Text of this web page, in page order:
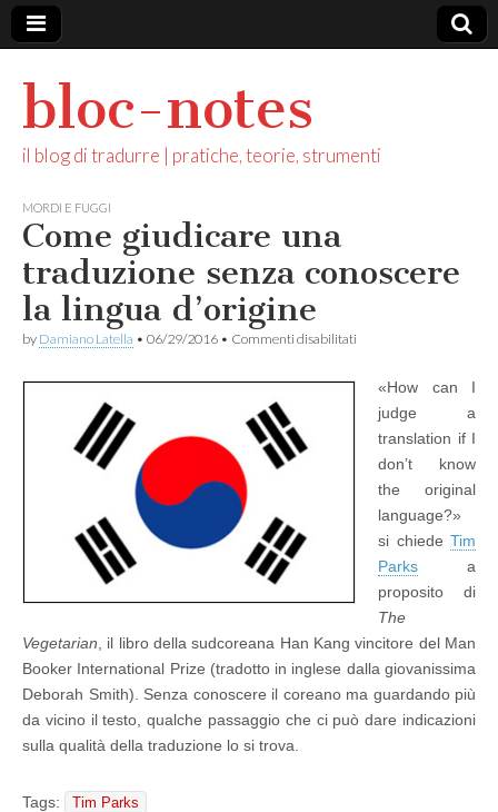
bloc-notes
il blog di tradurre | pratiche, teorie, strumenti
MORDI E FUGGI
Come giudicare una
traduzione senza conoscere
la lingua d’origine
by Damiano Latella • 06/29/2016 • Commenti disabilitati
traduzione
senza
conoscere
lingua
d’origine
«How can I
judge a
translation if I
don’t know
the original
language?»
si chiede Tim
Parks a
proposito di
The
Vegetarian , il libro della sudcoreana Han Kang vincitore del Man
Booker International Prize (tradotto in inglese dalla giovanissima
Deborah Smith). Senza conoscere il coreano ma guardando più
da vicino il testo, qualche passaggio che ci può dare indicazioni
sulla qualità della traduzione lo si trova.
Tags: Tim Parks